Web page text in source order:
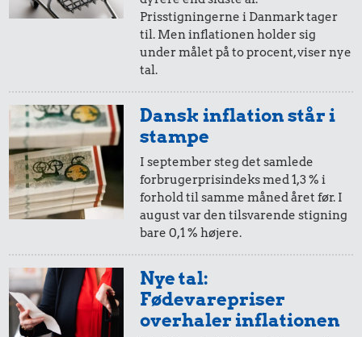
3,42 kr.
Pilsner
Avis
11 kr.
1/2 kg kaffe
5,-
i 1976
= 27,-
i dag
0,53,-
5 øre
i 1976
= 0,27,-
i dag
Prisstigningerne i Danmark tager
til. Men inflationen holder sig
under målet på to procent, viser nye
tal.
Dansk inflation står i
stampe
I september steg det samlede
forbrugerprisindeks med 1,3 % i
forhold til samme måned året før. I
august var den tilsvarende stigning
bare 0,1 % højere.
Nye tal:
Fødevarepriser
overhaler inflationen